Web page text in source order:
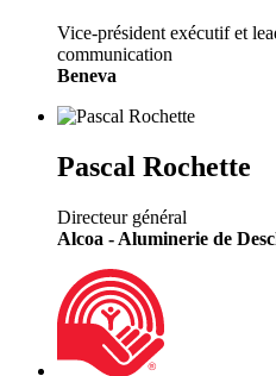
Vice-président exécutif et
communication
Beneva
Pascal Rochette
Directeur général
Alcoa - Aluminerie de